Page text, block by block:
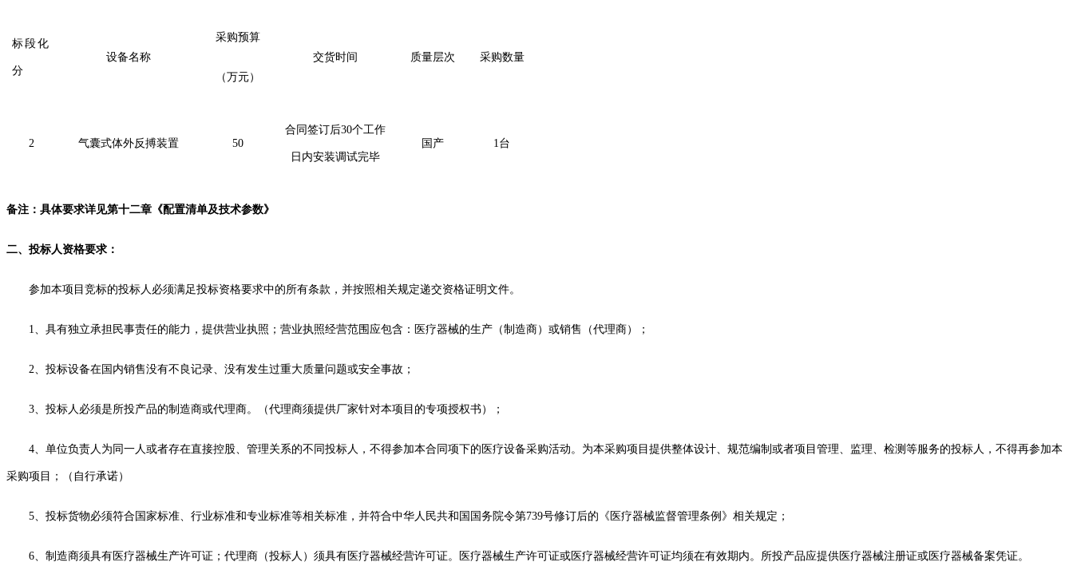
标段化
分
设备名称
采购预算
（万元）
交货时间 质量层次 采购数量
2 气囊式体外反搏装置 50
合同签订后30个工作
日内安装调试完毕
国产 1台
备注：具体要求详见第十二章《配置清单及技术参数》
二、 投标人资格要求：
参加本项目竞标的投标人 必须满足投标资格要求中的所有条款，并按照相关规定递交资格证明文件。
1、具有独立承担民事责任的能力，提供营业执照；营业执照经营范围应包含：医疗器械的生产（制造商）或销售（代理商）；
2、投标设备在国内销售没有不良记录、没有发生过重大质量问题或安全事故 ；
3、 投标人 必须是所投产品的制造商或代理商。（代理商须提供厂家针对本项目的专项授权书） ；
4、单位负责人为同一人或者存在直接控股、管理关系的不同 投标人 ，不得参加本合同项下的医疗设备采购活动。为本采购项目提供整体设计、规范编制或者项目管理、监理、检测等服务的投标人 ，不得再参加本
采购项目 ； （ 自行承诺）
5、投标货物必须符合国家标准、行业标准和专业标准等相关标准，并符合中华人民共和国国务院令第739号修订后的《医疗器械监督管理条例》相关规定 ；
6、制造商须具有医疗器械生产许可证；代理商（投标人 ）须具有医疗器械经营许可证。医疗器械生产许可证或医疗器械经营许可证均须在有效期内。所投产品应提供医疗器械注册证或医疗器械备案凭证。